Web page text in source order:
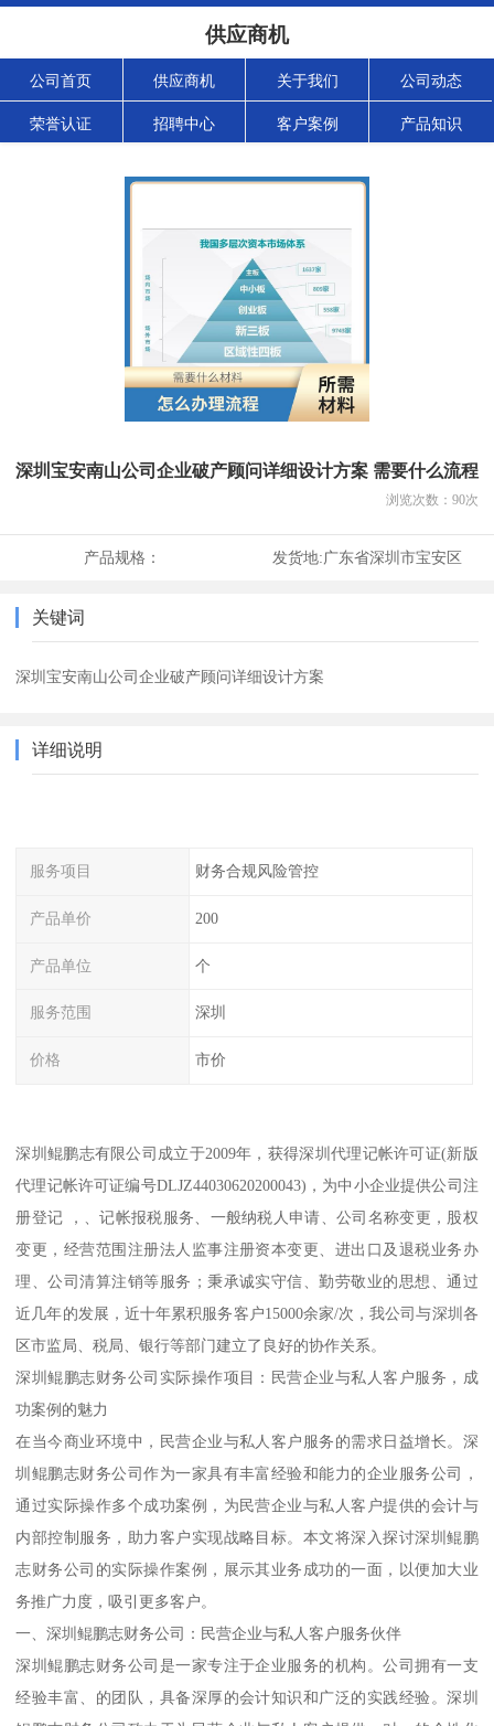
供应商机
公司首页 供应商机 关于我们 公司动态
荣誉认证 招聘中心 客户案例 产品知识
深圳宝安南山公司企业破产顾问详细设计方案 需要什么流程
浏览次数： 90次
产品规格： 发货地:广东省深圳市宝安区
关键词
深圳宝安南山公司企业破产顾问详细设计方案
详细说明
服务项目 财务合规风险管控
产品单价 200
产品单位 个
服务范围 深圳
价格 市价
深圳鲲鹏志有限公司成立于2009年，获得深圳代理记帐许可证(新版
代理记帐许可证编号DLJZ44030620200043)，为中小企业提供公司注
册登记 ，、记帐报税服务、一般纳税人申请、公司名称变更，股权
变更，经营范围注册法人监事注册资本变更、进出口及退税业务办
理、公司清算注销等服务；秉承诚实守信、勤劳敬业的思想、通过
近几年的发展，近十年累积服务客户15000余家/次，我公司与深圳各
区市监局、税局、银行等部门建立了良好的协作关系。
深圳鲲鹏志财务公司实际操作项目：民营企业与私人客户服务，成
功案例的魅力
在当今商业环境中，民营企业与私人客户服务的需求日益增长。深
圳鲲鹏志财务公司作为一家具有丰富经验和能力的企业服务公司，
通过实际操作多个成功案例，为民营企业与私人客户提供的会计与
内部控制服务，助力客户实现战略目标。本文将深入探讨深圳鲲鹏
志财务公司的实际操作案例，展示其业务成功的一面，以便加大业
务推广力度，吸引更多客户。
一、深圳鲲鹏志财务公司：民营企业与私人客户服务伙伴
深圳鲲鹏志财务公司是一家专注于企业服务的机构。公司拥有一支
经验丰富、的团队，具备深厚的会计知识和广泛的实践经验。深圳